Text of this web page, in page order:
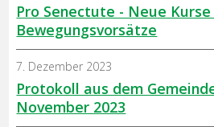
Pro Senectute - Neue Kurse
Bewegungsvorsätze
Protokoll aus dem
November 2023
7. Dezember 2023